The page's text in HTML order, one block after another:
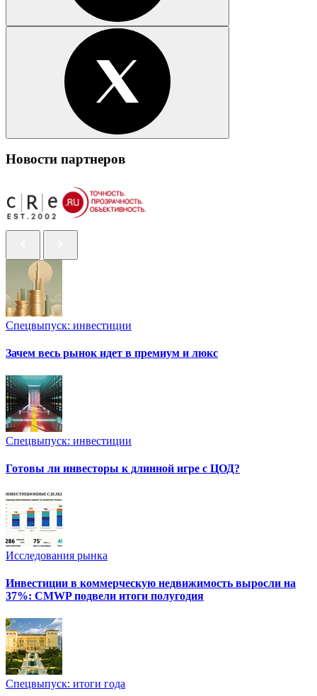
Новости партнеров
Спецвыпуск: инвестиции
Зачем весь рынок идет в премиум и люкс
Спецвыпуск: инвестиции
Готовы ли инвесторы к длинной игре с ЦОД?
Исследования рынка
Инвестиции в коммерческую недвижимость выросли на
37%: CMWP подвели итоги полугодия
Спецвыпуск: итоги года